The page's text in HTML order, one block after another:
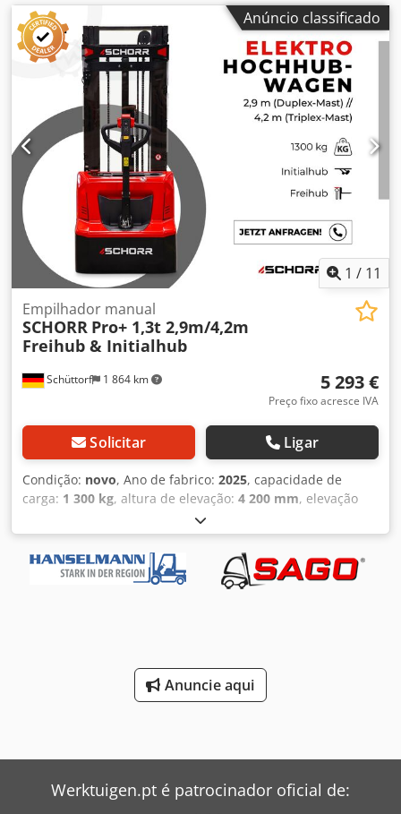
Anúncio classificado
1 / 11
Schüttorf 1 864 km
Empilhador manual
SCHORR Pro+ 1,3t 2,9m/4,2m
Freihub & Initialhub
5 293 €
Preço fixo acresce IVA
Solicitar Ligar
Condição: novo, Ano de fabrico: 2025, capacidade de
carga: 1 300 kg, altura de elevação: 4 200 mm, elevação
, tipo de combustível:
mastro:triplex, altura de construção:1 986 mm, potência:
0,65 kW (0,88 cv), capacidade da bateria:106 Ah,
comprimento do garfo:1 150 mm, largura do garfo:180
, Tipo de pneu dianteiro:
, cor:vermelho, SCHORR EMPILHADEIRA
ELÉTRICA DE ELEVAÇÃO 1300KG ALTURA DE ELEVAÇÃO ATÉ
4200MM COM ELEVAÇÃO INICIAL & ELEVAÇÃO LIVRE LIGUE
1300kg. É possível atingir uma altura de elevação de até
4200mm (dependendo da versão escolhida: 2900mm ou
4200mm). Os garfos têm comprimento padrão de 1150mm,
Anuncie aqui
Werktuigen.pt é patrocinador oficial de: